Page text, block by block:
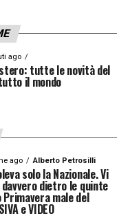
ago
tutte le novità del
il mondo
ago Alberto Petrosilli
solo la Nazionale. Vi
dietro le quinte
Primavera male del
e VIDEO